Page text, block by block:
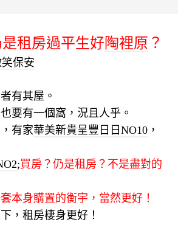
租房過平生好陶裡原 ？
保安
有其屋。
也要有一個窩，況且人乎。
有家華美新貴呈豐日日NO10 ，
;買房？仍是租房？不是盡對的
本身購置的衡宇，當然更好！
，租房棲身更好！